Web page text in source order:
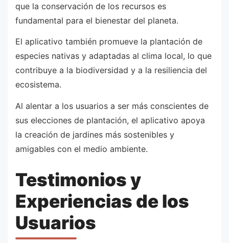
que la conservación de los recursos es
fundamental para el bienestar del planeta.
El aplicativo también promueve la plantación de
especies nativas y adaptadas al clima local, lo que
contribuye a la biodiversidad y a la resiliencia del
ecosistema.
Al alentar a los usuarios a ser más conscientes de
sus elecciones de plantación, el aplicativo apoya
la creación de jardines más sostenibles y
amigables con el medio ambiente.
Testimonios y
Experiencias de los
Usuarios